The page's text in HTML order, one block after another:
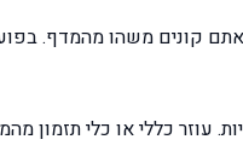
קונים משהו מהמדף.
עוזר כללי או כלי תזמון